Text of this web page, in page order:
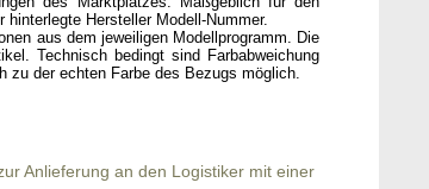
Hersteller Modell-Nummer.
aus dem jeweiligen Modellprogramm. Die
Technisch bedingt sind Farbabweichung
zu der echten Farbe des Bezugs möglich.
Anlieferung an den Logistiker mit einer